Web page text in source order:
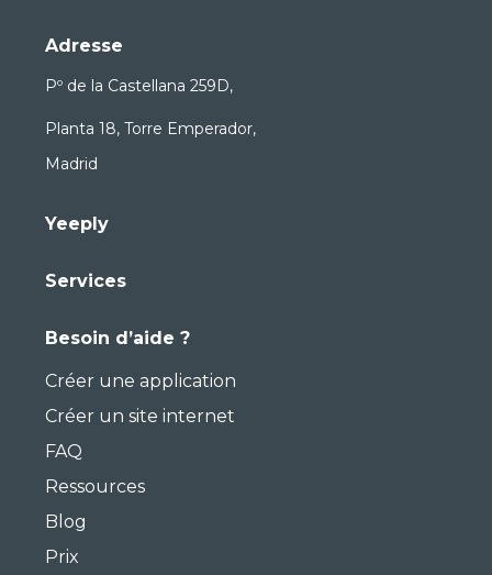
Adresse
Pº de la Castellana 259D,
Planta 18, Torre Emperador,
Madrid
Yeeply
Services
Besoin d’aide ?
Créer une application
Créer un site internet
FAQ
Ressources
Blog
Prix